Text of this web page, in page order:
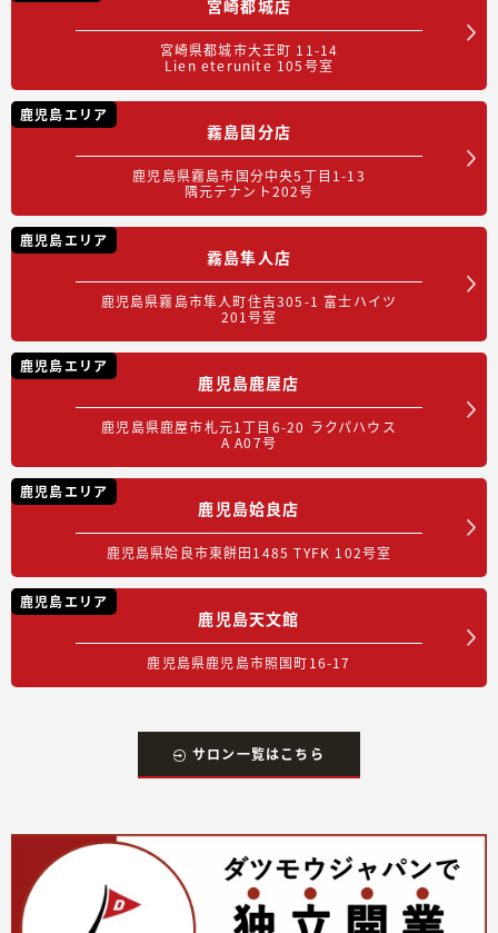
宮崎都城店
宮崎県都城市大王町 11-14
Lien eterunite 105号室
鹿児島エリア
霧島国分店
鹿児島県霧島市国分中央5丁目1-13
隅元テナント202号
鹿児島エリア
霧島隼人店
鹿児島県霧島市隼人町住吉305-1 富士ハイツ
201号室
鹿児島エリア
鹿児島鹿屋店
鹿児島県鹿屋市札元1丁目6-20 ラクパハウス
A A07号
鹿児島エリア
鹿児島姶良店
鹿児島県姶良市東餅田1485 TYFK 102号室
鹿児島エリア
鹿児島天文館
鹿児島県鹿児島市照国町16-17
サロン一覧はこちら